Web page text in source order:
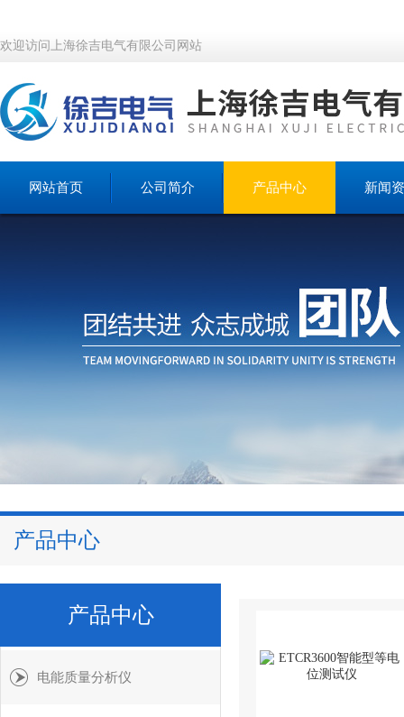
欢迎访问上海徐吉电气有限公司网站
网站首页 公司简介 产品中心 新闻
产品中心
产品中心
电能质量分析仪